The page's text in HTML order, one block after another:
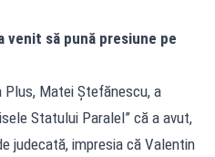
venit să pună presiune pe
Matei Ștefănescu, a
Statului Paralel” că a avut,
judecată, impresia că Valentin